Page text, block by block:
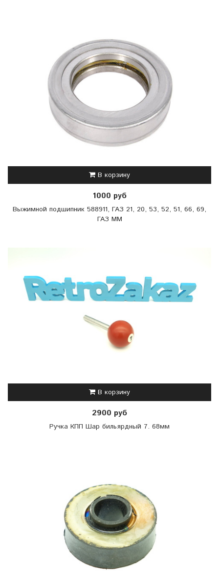
В корзину
1000 руб
Выжимной подшипник 588911, ГАЗ 21, 20, 53, 52, 51, 66, 69,
ГАЗ ММ
В корзину
2900 руб
Ручка КПП Шар бильярдный 7. 68мм